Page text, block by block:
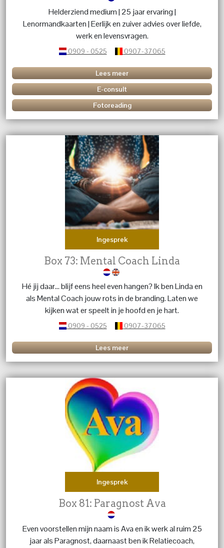
Helderziend medium | 25 jaar ervaring |
Lenormandkaarten | Eerlijk en zuiver advies over liefde,
werk en levensvragen.
0909 - 0525 0907-37065
Lees meer
E-consult
Fotoreading
Ingesprek
Box 73: Mental Coach Linda
Hé jij daar… blijf eens heel even hangen? Ik ben Linda en
als Mental Coach jouw rots in de branding. Laten we
kijken wat er speelt in je hoofd en je hart.
0909 - 0525 0907-37065
Lees meer
Ingesprek
Box 81: Paragnost Ava
Even voorstellen mijn naam is Ava en ik werk al ruim 25
jaar als Paragnost, daarnaast ben ik Relatiecoach,